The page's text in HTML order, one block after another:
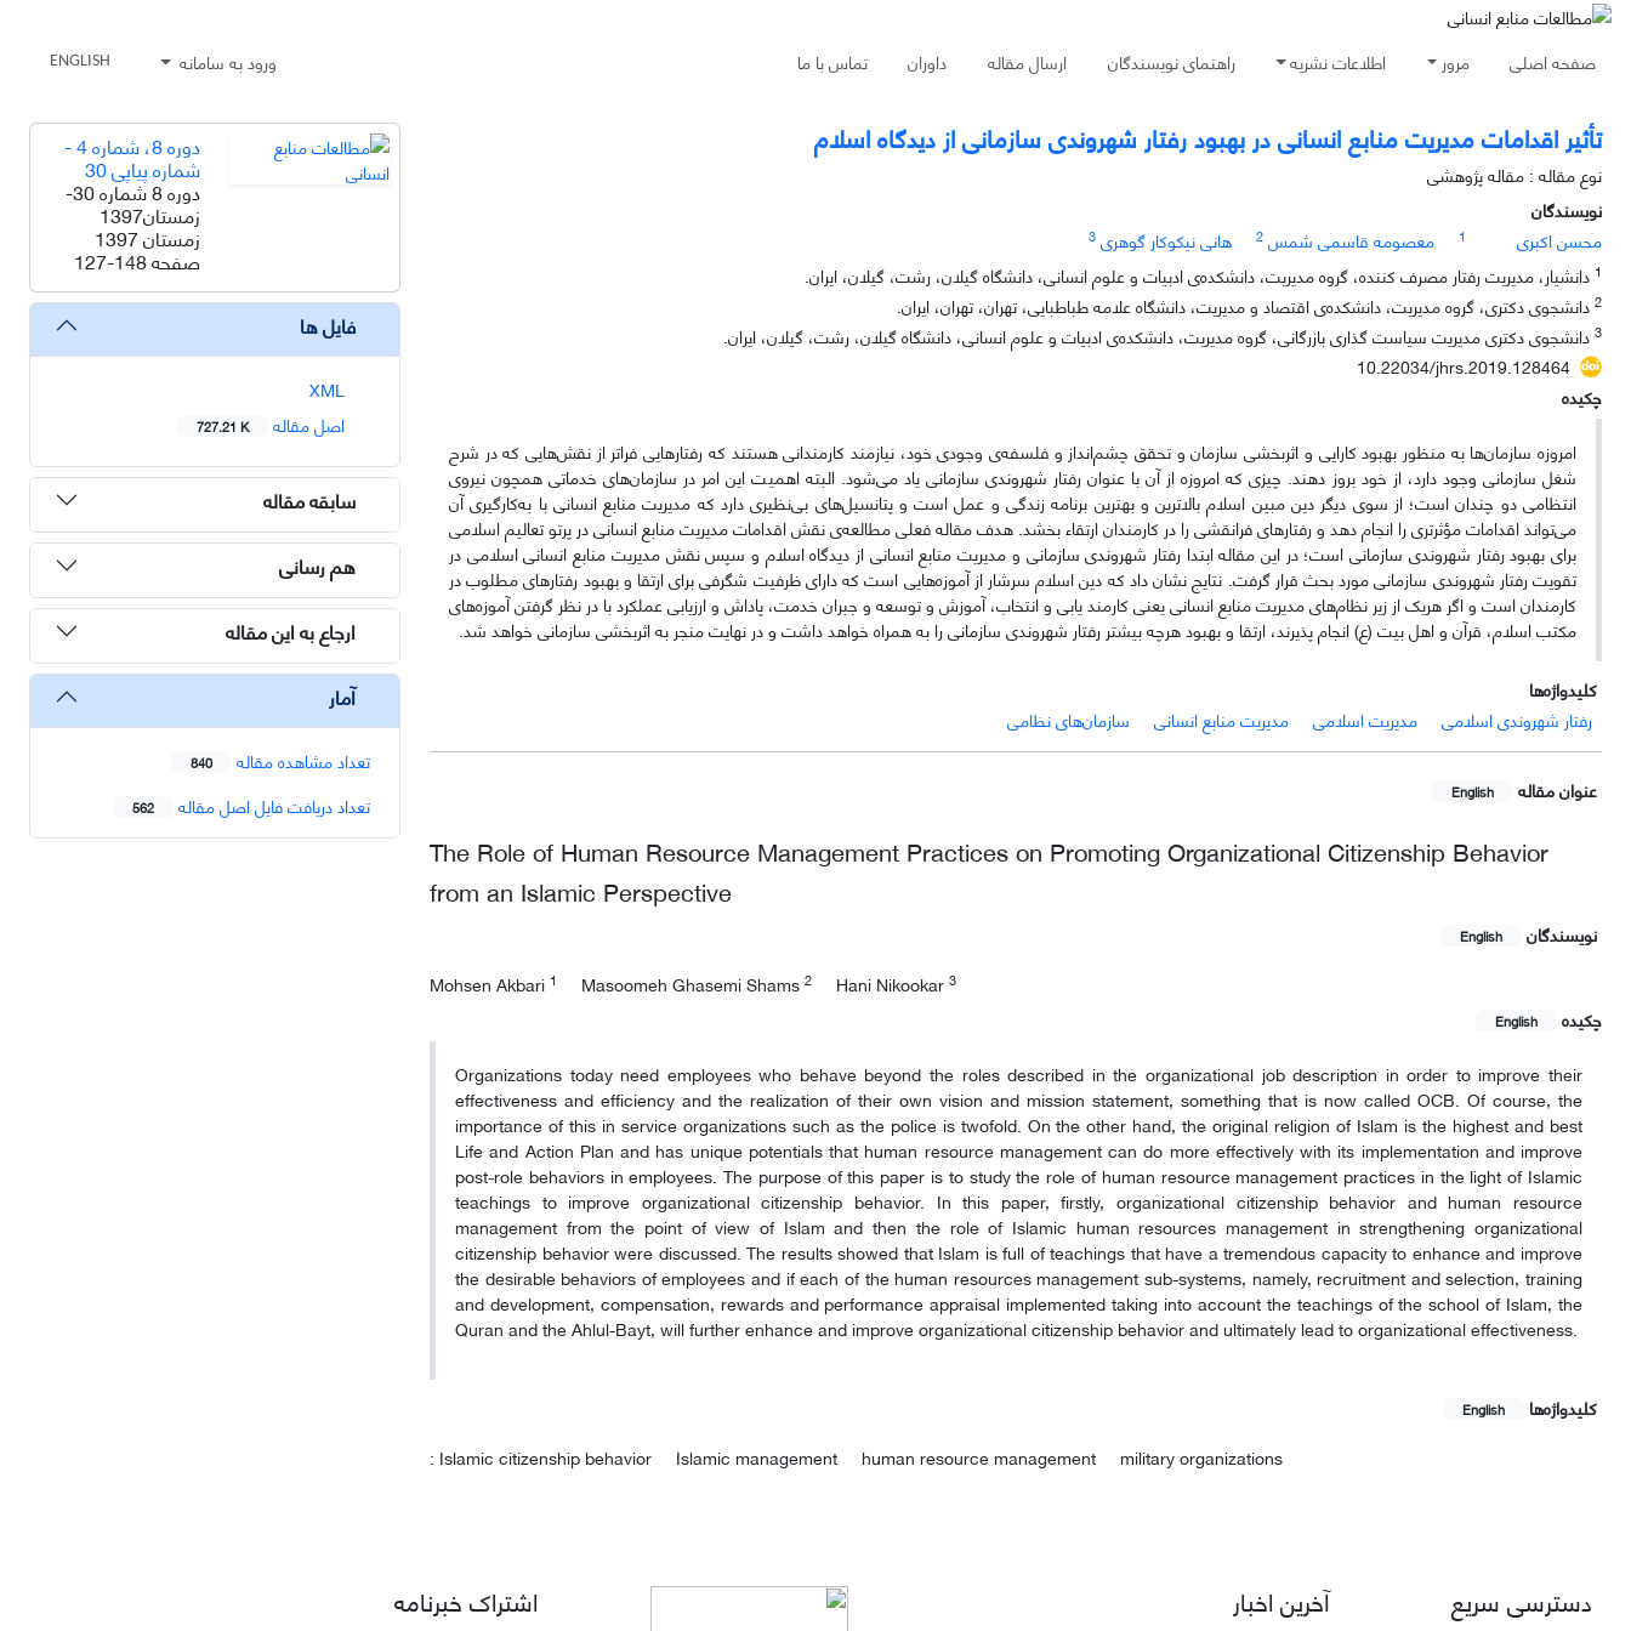
صفحه اصلی مرور اطلاعات نشریه راهنمای نویسندگان ارسال مقاله داوران تماس با ما ورود به سامانه ENGLISH
تأثیر اقدامات مدیریت منابع انسانی در بهبود رفتار شهروندی سازمانی از دیدگاه اسلام
نوع مقاله : مقاله پژوهشی
نویسندگان
محسن اکبری
1 معصومه قاسمی شمس 2 هانی نیکوکار گوهری 3
1 دانشیار، مدیریت رفتار مصرف کننده، گروه مدیریت، دانشکده‌ی ادبیات و علوم انسانی، دانشگاه گیلان، رشت، گیلان، ایران.
2 دانشجوی دکتری، گروه مدیریت، دانشکده‌ی اقتصاد و مدیریت، دانشگاه علامه طباطبایی، تهران، تهران، ایران.
3 دانشجوی دکتری مدیریت سیاست گذاری بازرگانی، گروه مدیریت، دانشکده‌ی ادبیات و علوم انسانی، دانشگاه گیلان، رشت، گیلان، ایران.
10.22034/jhrs.2019.128464
چکیده
امروزه سازمان‌ها به منظور بهبود کارایی و اثربخشی سازمان و تحقق چشم‌انداز و فلسفه‌ی وجودی خود، نیازمند کارمندانی هستند که رفتارهایی فراتر از نقش‌هایی که در شرح
شغل سازمانی وجود دارد، از خود بروز دهند. چیزی که امروزه از آن با عنوان رفتار شهروندی سازمانی یاد می‌شود. البته اهمیت این امر در سازمان‌های خدماتی همچون نیروی
انتظامی دو چندان است؛ از سوی دیگر دین مبین اسلام بالاترین و بهترین برنامه زندگی و عمل است و پتانسیل‌های بی‌نظیری دارد که مدیریت منابع انسانی با به‌کارگیری آن
می‌تواند اقدامات مؤثرتری را انجام دهد و رفتارهای فرانقشی را در کارمندان ارتقاء بخشد. هدف مقاله فعلی مطالعه‌ی نقش اقدامات مدیریت منابع انسانی در پرتو تعالیم اسلامی
برای بهبود رفتار شهروندی سازمانی است؛ در این مقاله ابتدا رفتار شهروندی سازمانی و مدیریت منابع انسانی از دیدگاه اسلام و سپس نقش مدیریت منابع انسانی اسلامی در
تقویت رفتار شهروندی سازمانی مورد بحث قرار گرفت. نتایج نشان داد که دین اسلام سرشار از آموزه‌هایی است که دارای ظرفیت شگرفی برای ارتقا و بهبود رفتارهای مطلوب در
کارمندان است و اگر هریک از زیر نظام‌های مدیریت منابع انسانی یعنی کارمند یابی و انتخاب، آموزش و توسعه و جبران خدمت، پاداش و ارزیابی عملکرد با در نظر گرفتن آموزه‌های
مکتب اسلام، قرآن و اهل بیت (ع) انجام پذیرند، ارتقا و بهبود هرچه بیشتر رفتار شهروندی سازمانی را به همراه خواهد داشت و در نهایت منجر به اثربخشی سازمانی خواهد شد.
کلیدواژه‌ها
رفتار شهروندی اسلامی
مدیریت اسلامی مدیریت منابع انسانی سازمان‌های نظامی
عنوان مقاله English
The Role of Human Resource Management Practices on Promoting Organizational Citizenship Behavior
from an Islamic Perspective
نویسندگان English
Mohsen Akbari 1 Masoomeh Ghasemi Shams 2 Hani Nikookar 3
چکیده English
Organizations today need employees who behave beyond the roles described in the organizational job description in order to improve their
effectiveness and efficiency and the realization of their own vision and mission statement, something that is now called OCB. Of course, the
importance of this in service organizations such as the police is twofold. On the other hand, the original religion of Islam is the highest and best
Life and Action Plan and has unique potentials that human resource management can do more effectively with its implementation and improve
post-role behaviors in employees. The purpose of this paper is to study the role of human resource management practices in the light of Islamic
teachings to improve organizational citizenship behavior. In this paper, firstly, organizational citizenship behavior and human resource
management from the point of view of Islam and then the role of Islamic human resources management in strengthening organizational
citizenship behavior were discussed. The results showed that Islam is full of teachings that have a tremendous capacity to enhance and improve
the desirable behaviors of employees and if each of the human resources management sub-systems, namely, recruitment and selection, training
and development, compensation, rewards and performance appraisal implemented taking into account the teachings of the school of Islam, the
Quran and the Ahlul-Bayt, will further enhance and improve organizational citizenship behavior and ultimately lead to organizational effectiveness.
کلیدواژه‌ها English
: Islamic citizenship behavior Islamic management human resource management military organizations
دوره 8، شماره 4 -
شماره پیاپی 30
دوره 8 شماره 30-
زمستان1397
زمستان 1397
صفحه127-148
فایل ها
XML
اصل مقاله
727.21 K
سابقه مقاله
هم رسانی
ارجاع به این مقاله
آمار
تعداد مشاهده مقاله 840
تعداد دریافت فایل اصل مقاله 562
دسترسی سریع آخرین اخبار اشتراک خبرنامه